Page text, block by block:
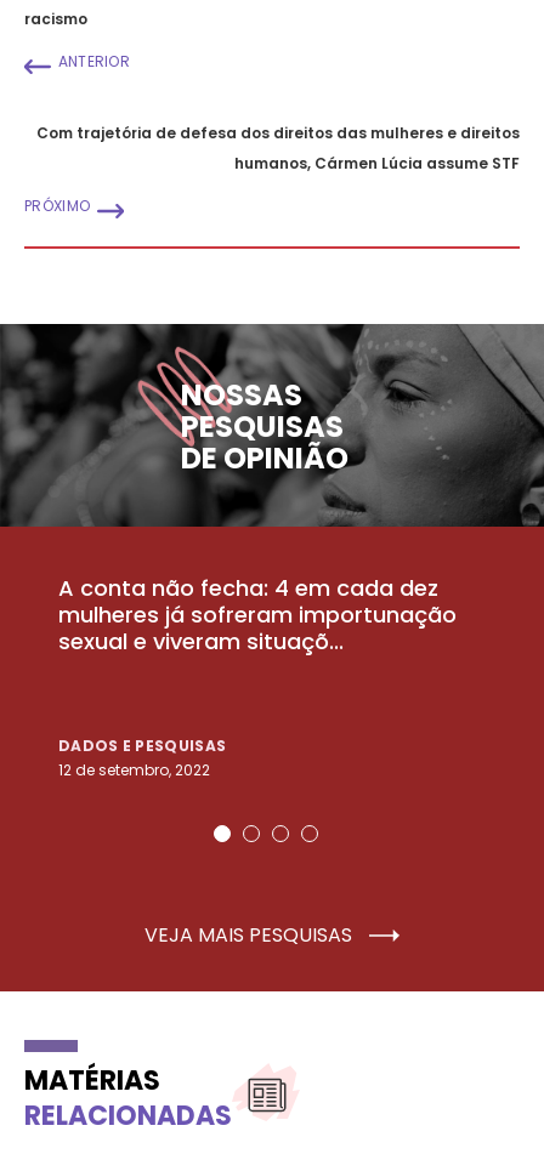
racismo
ANTERIOR
Com trajetória de defesa dos direitos das mulheres e direitos
humanos, Cármen Lúcia assume STF
PRÓXIMO
NOSSAS
PESQUISAS
DE OPINIÃO
A conta não fecha: 4 em cada dez
mulheres já sofreram importunação
sexual e viveram situaçõ...
DADOS E PESQUISAS
12 de setembro, 2022
VEJA MAIS PESQUISAS
MATÉRIAS
RELACIONADAS